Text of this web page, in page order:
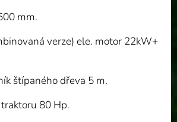
mm.
verze) ele. motor 22kW+
štípaného dřeva 5 m.
80 Hp.